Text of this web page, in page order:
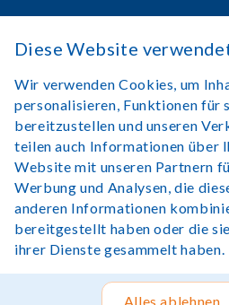
Bedienungsanleitungen
Online einkaufen
Kontakt
Anmelden
Rechtlicher Hinweis
Copyright©Lexibook 2025. Alle
Rush Hour Digital.
Diese Website
Wir verwenden Cookies, um
personalisieren, Funktionen für
bereitzustellen und unseren
teilen auch Informationen über
Website mit unseren Partnern
Werbung und Analysen, die
anderen Informationen
bereitgestellt haben oder die
ihrer Dienste gesammelt haben.
Alles ablehnen